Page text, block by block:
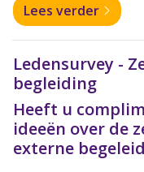
Lees verder
Ledensurvey -
begleiding
Heeft u
ideeën over de
externe